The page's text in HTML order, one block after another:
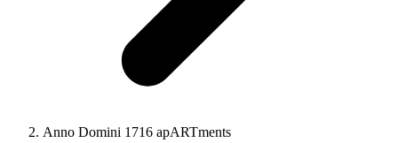
Anno Domini 1716 apARTments